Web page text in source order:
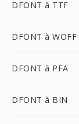
DFONT à TTF
DFONT à WOFF
DFONT à PFA
DFONT à BIN